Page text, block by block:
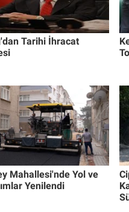
Tarihi İhracat
Mahallesi'nde Yol ve
Yenilendi